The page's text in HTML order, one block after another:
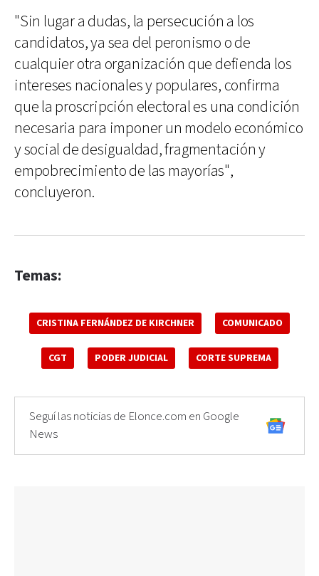
"Sin lugar a dudas, la persecución a los
candidatos, ya sea del peronismo o de
cualquier otra organización que defienda los
intereses nacionales y populares, confirma
que la proscripción electoral es una condición
necesaria para imponer un modelo económico
y social de desigualdad, fragmentación y
empobrecimiento de las mayorías",
concluyeron.
Temas:
CRISTINA FERNÁNDEZ DE KIRCHNER COMUNICADO
CGT PODER JUDICIAL CORTE SUPREMA
Seguí las noticias de Elonce.com en Google
News